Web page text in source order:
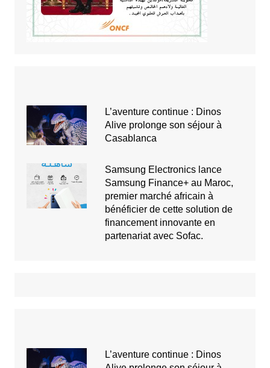
L’aventure continue : Dinos
Alive prolonge son séjour à
Casablanca
Samsung Electronics lance
Samsung Finance+ au Maroc,
premier marché africain à
bénéficier de cette solution de
financement innovante en
partenariat avec Sofac.
L’aventure continue : Dinos